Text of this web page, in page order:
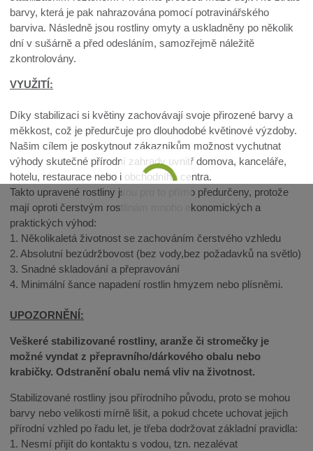
barvy, která je pak nahrazována pomocí potravinářského
barviva. Následně jsou rostliny omyty a uskladněny po několik
dní v sušárně a před odesláním, samozřejmě náležitě
zkontrolovány.
VYUŽITÍ:
Díky stabilizaci si květiny zachovávají svoje přirozené barvy a
měkkost, což je předurčuje pro dlouhodobé květinové výzdoby.
Našim cílem je poskytnout zákazníkům možnost vychutnat
výhody skutečné přírodní zahrady uvnitř domova, kanceláře,
hotelu, restaurace nebo i obchodního centra.
Takto upravené rostliny jsou pro to přímo předurčeny, protože
mají oproti čerstvým rostlinám mnoho ekonomických a
praktických výhod:
1. Několikaletá životnost se zachováním čerstvého vzhledu
2. Absolutní bezúdržbovost (bez vody,bez požadavků na světlo)
3. Snadné skladování a přepravování
4. Minimální šance napadení rostlin hmyzem nebo plísněmi.
UPOZORNĚNÍ:
Veškeré stabilizované rostliny, aranže či stromečky je
možné vyndat z přepravního/dárkového obalu nebo
krabičky. Odstranění obalu nemá vliv na životnost.
Stabilizované rostliny jsou přírodního původu, proto se mohou
barvy nebo velikosti mírně lišit, a pokud chcete uchovat jejich
přírodní vzhled po řadu let, je třeba dodržovat základní pravidla:
1. Nesmí přijít do kontaktu s vodou, tzn. nezalévat